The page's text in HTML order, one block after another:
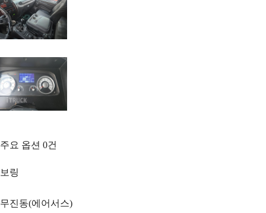
주요 옵션 0건
보링
무진동(에어서스)